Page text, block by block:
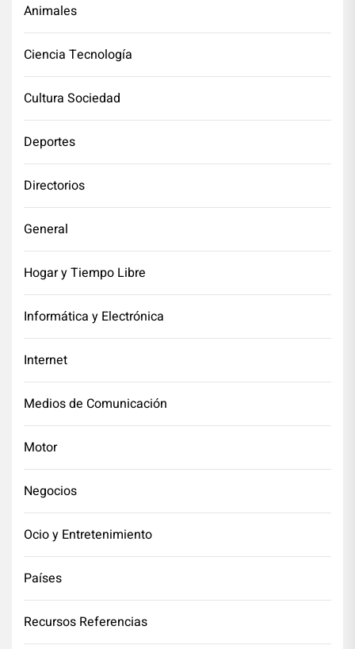
Animales
Ciencia Tecnología
Cultura Sociedad
Deportes
Directorios
General
Hogar y Tiempo Libre
Informática y Electrónica
Internet
Medios de Comunicación
Motor
Negocios
Ocio y Entretenimiento
Países
Recursos Referencias